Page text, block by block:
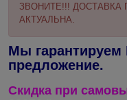
ЗВОНИТЕ!!! ДОСТАВКА
АКТУАЛЬНА.
Мы
предложение.
Скидка при